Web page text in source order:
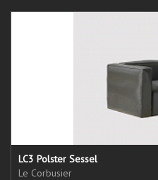
LC3 Polster Sessel
Le Corbusier